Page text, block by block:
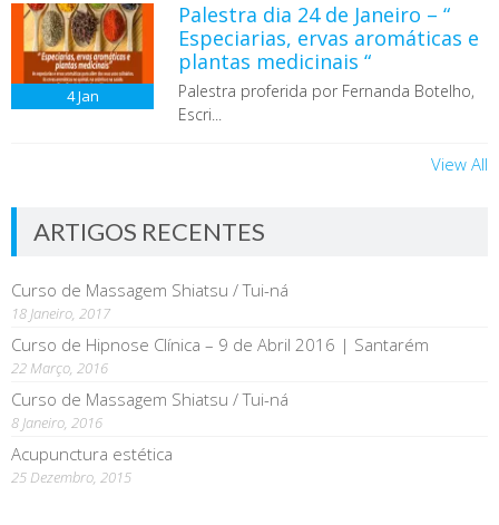
4Jan
Palestra dia 24 de Janeiro – “
Especiarias, ervas aromáticas e
plantas medicinais “
Palestra proferida por Fernanda Botelho,
Escri...
View All
ARTIGOS RECENTES
Curso de Massagem Shiatsu / Tui-ná
18 Janeiro, 2017
Curso de Hipnose Clínica – 9 de Abril 2016 | Santarém
22 Março, 2016
Curso de Massagem Shiatsu / Tui-ná
8 Janeiro, 2016
Acupunctura estética
25 Dezembro, 2015